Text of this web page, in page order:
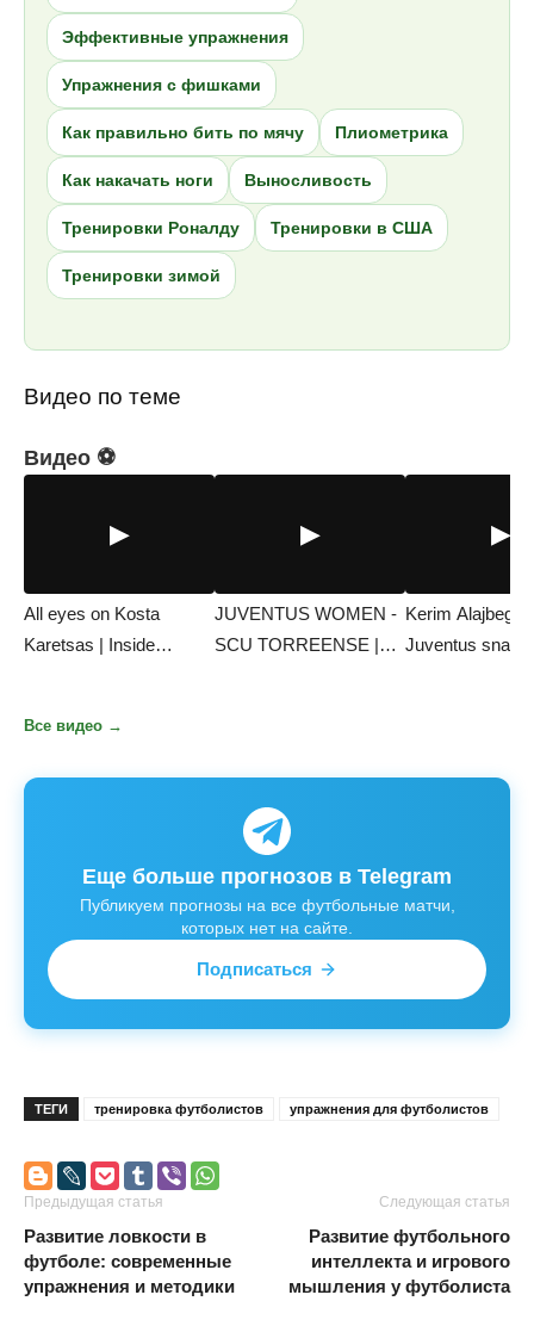
Эффективные упражнения
Упражнения с фишками
Как правильно бить по мячу Плиометрика
Как накачать ноги Выносливость
Тренировки Роналду Тренировки в США
Тренировки зимой
Видео по теме
Видео ⚽
▶
All eyes on Kosta
Karetsas | Inside
▶
JUVENTUS WOMEN -
SCU TORREENSE |
▶
Kerim
Juventus
Все видео →
Еще больше прогнозов в Telegram
Публикуем прогнозы на все футбольные матчи,
которых нет на сайте.
Подписаться
ТЕГИ тренировка футболистов упражнения для футболистов
Предыдущая статья
Развитие ловкости в
футболе: современные
упражнения и методики
Следующая статья
Развитие футбольного
интеллекта и игрового
мышления у футболиста